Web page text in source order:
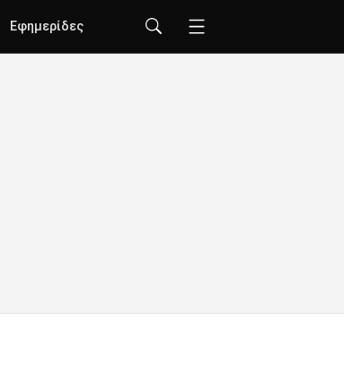
Εφημερίδες